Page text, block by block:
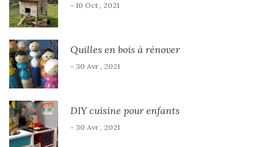
- 10 Oct , 2021
Quilles en bois à rénover
- 30 Avr , 2021
DIY cuisine pour enfants
- 30 Avr , 2021